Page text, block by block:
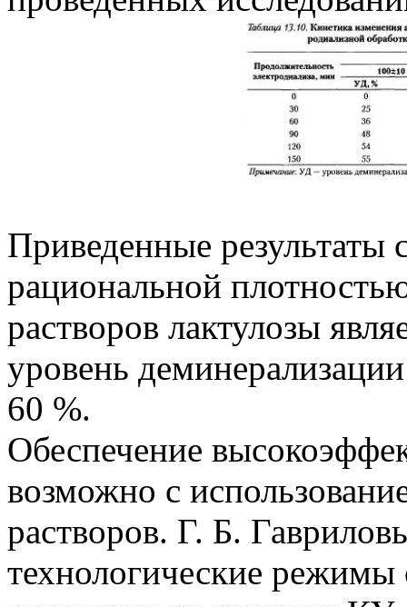
Приведенные результаты
рациональной
растворов лактулозы
уровень
60 %.
Обеспечение
возможно с
растворов. Г. Б.
технологические